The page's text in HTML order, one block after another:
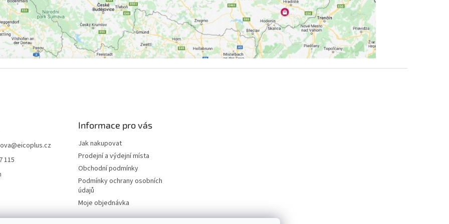
@eicoplus.cz
115
Informace pro vás
Jak nakupovat
Prodejní a výdejní místa
Obchodní podmínky
Podmínky ochrany osobních
údajů
Moje objednávka